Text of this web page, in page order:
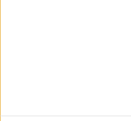
Publicidade